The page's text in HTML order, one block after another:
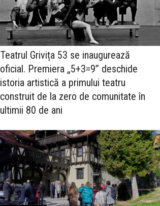
Teatrul Grivița 53 se inaugurează
oficial. Premiera „5+3=9” deschide
istoria artistică a primului teatru
construit de la zero de comunitate în
ultimii 80 de ani